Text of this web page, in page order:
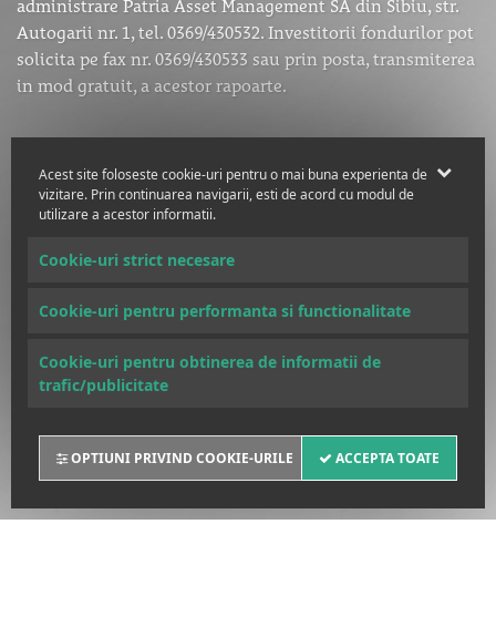
Autogarii nr. 1, tel. 0369/430532. Investitorii fondurilor pot
solicita pe fax nr. 0369/430533 sau prin posta, transmiterea
in mod gratuit, a acestor rapoarte.
Acest site foloseste cookie-uri pentru o mai buna experienta de
vizitare. Prin continuarea navigarii, esti de acord cu modul de
utilizare a acestor informatii.
Cookie-uri strict necesare
Cookie-uri pentru performanta si functionalitate
Cookie-uri pentru obtinerea de informatii de
trafic/publicitate
OPTIUNI PRIVIND COOKIE-URILE ACCEPTA TOATE